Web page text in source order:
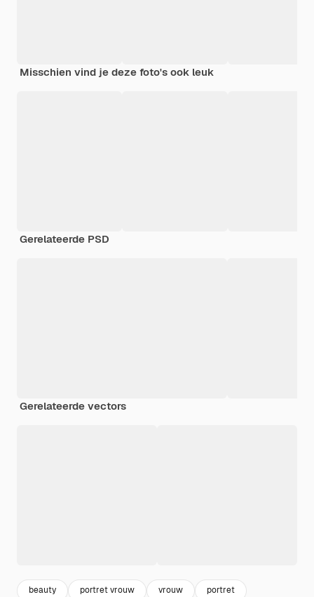
Misschien vind je deze foto's ook leuk
Gerelateerde PSD
Gerelateerde vectors
beauty portret vrouw vrouw portret